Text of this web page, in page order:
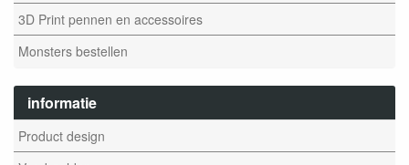
3D Print pennen en accessoires
Monsters bestellen
informatie
Product design